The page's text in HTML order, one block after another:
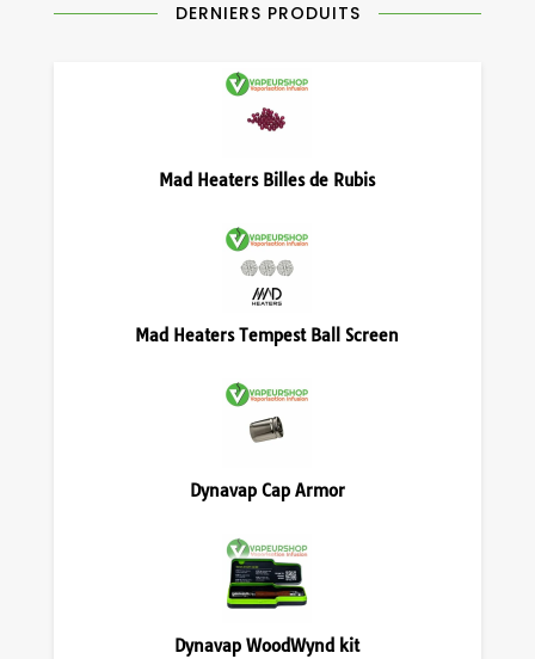
DERNIERS PRODUITS
Mad Heaters Billes de Rubis
Mad Heaters Tempest Ball Screen
Dynavap Cap Armor
Dynavap WoodWynd kit